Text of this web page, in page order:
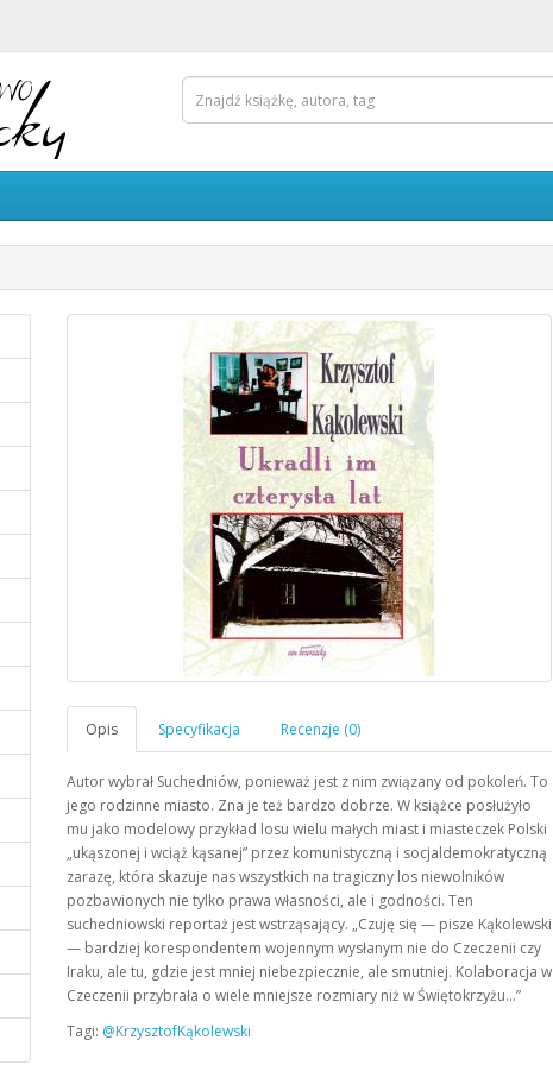
Autor wybrał Suchedniów, ponieważ jest z nim związany od pokoleń. To
jego rodzinne miasto. Zna je też bardzo dobrze. W książce posłużyło
mu jako modelowy przykład losu wielu małych miast i miasteczek Polski
„ukąszonej i wciąż kąsanej” przez komunistyczną i socjaldemokratyczną
zarazę, która skazuje nas wszystkich na tragiczny los niewolników
pozbawionych nie tylko prawa własności, ale i godności. Ten
suchedniowski reportaż jest wstrząsający. „Czuję się — pisze Kąkolewski
— bardziej korespondentem wojennym wysłanym nie do Czeczenii czy
Iraku, ale tu, gdzie jest mniej niebezpiecznie, ale smutniej. Kolaboracja w
Czeczenii przybrała o wiele mniejsze rozmiary niż w Świętokrzyżu…”
Tagi: @KrzysztofKąkolewski